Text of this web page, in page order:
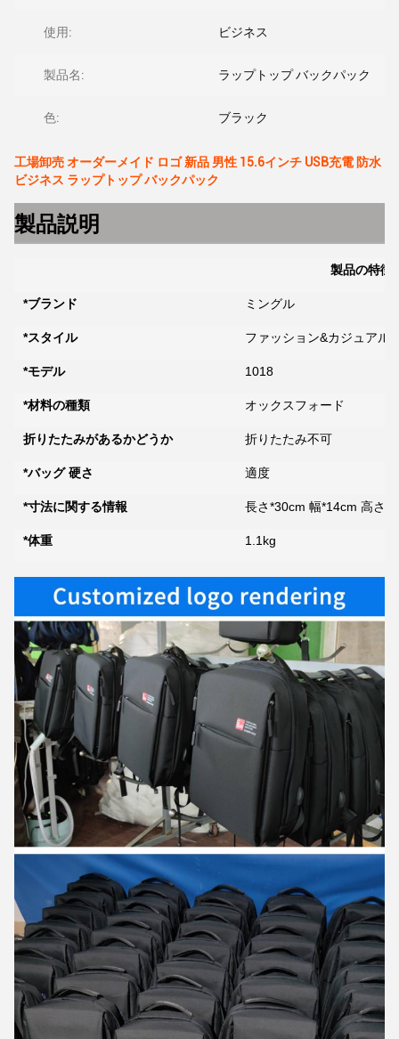
使用: ビジネス
製品名: ラップトップ バックパック
色: ブラック
工場卸売 オーダーメイド ロゴ 新品 男性 15.6インチ USB充電 防水
ビジネス ラップトップ バックパック
製品説明
製品の特徴
*ブランド ミングル
*スタイル ファッション&カジュアル
*モデル 1018
*材料の種類 オックスフォード
折りたたみがあるかどうか 折りたたみ不可
*バッグ 硬さ 適度
*寸法に関する情報 長さ*30cm 幅*14cm 高さ
*体重 1.1kg